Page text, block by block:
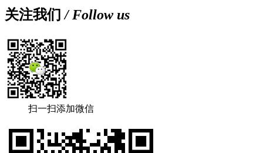
关注我们 / Follow us
扫一扫添加微信